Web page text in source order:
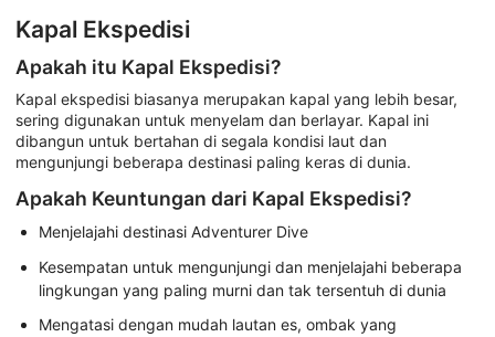
Kapal Ekspedisi
Apakah itu Kapal Ekspedisi?
Kapal ekspedisi biasanya merupakan kapal yang lebih besar,
sering digunakan untuk menyelam dan berlayar. Kapal ini
dibangun untuk bertahan di segala kondisi laut dan
mengunjungi beberapa destinasi paling keras di dunia.
Apakah Keuntungan dari Kapal Ekspedisi?
Menjelajahi destinasi Adventurer Dive
Kesempatan untuk mengunjungi dan menjelajahi beberapa
lingkungan yang paling murni dan tak tersentuh di dunia
Mengatasi dengan mudah lautan es, ombak yang